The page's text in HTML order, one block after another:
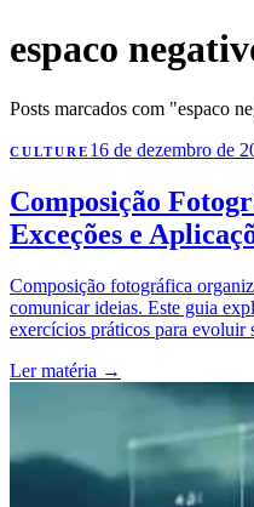
espaco
Posts marcados com "espaco
CULTURE 16 de dezembro de
Composição
Exceções e
Composição fotográfica
comunicar ideias. Este guia
exercícios práticos para evoluir
Ler matéria →